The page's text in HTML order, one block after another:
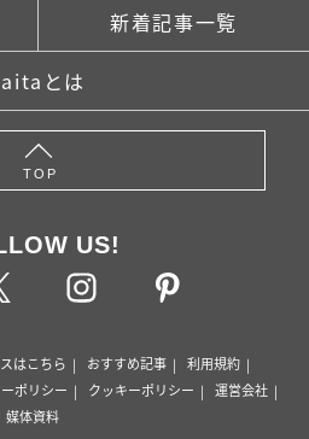
新着記事一覧
とは
TOP
US!
はこちら おすすめ記事
利用規約
ポリシー クッキーポリシー
運営会社
媒体資料